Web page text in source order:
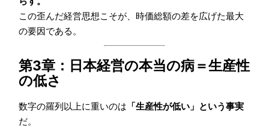
この歪んだ経営思想こそが、時価総額の差を広げた最大
の要因である。
第3章：日本経営の本当の病＝生産性
の低さ
数字の羅列以上に重いのは 「生産性が低い」という事実
だ。